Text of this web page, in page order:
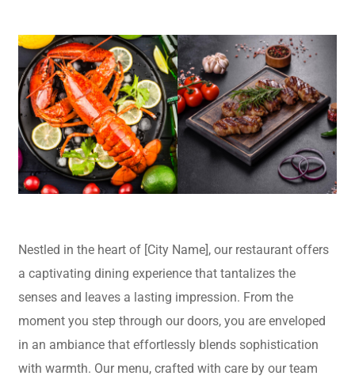
Nestled in the heart of [City Name], our restaurant offers
a captivating dining experience that tantalizes the
senses and leaves a lasting impression. From the
moment you step through our doors, you are enveloped
in an ambiance that effortlessly blends sophistication
with warmth. Our menu, crafted with care by our team